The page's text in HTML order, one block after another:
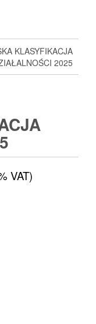
KLASYFIKACJA
2025
VAT)